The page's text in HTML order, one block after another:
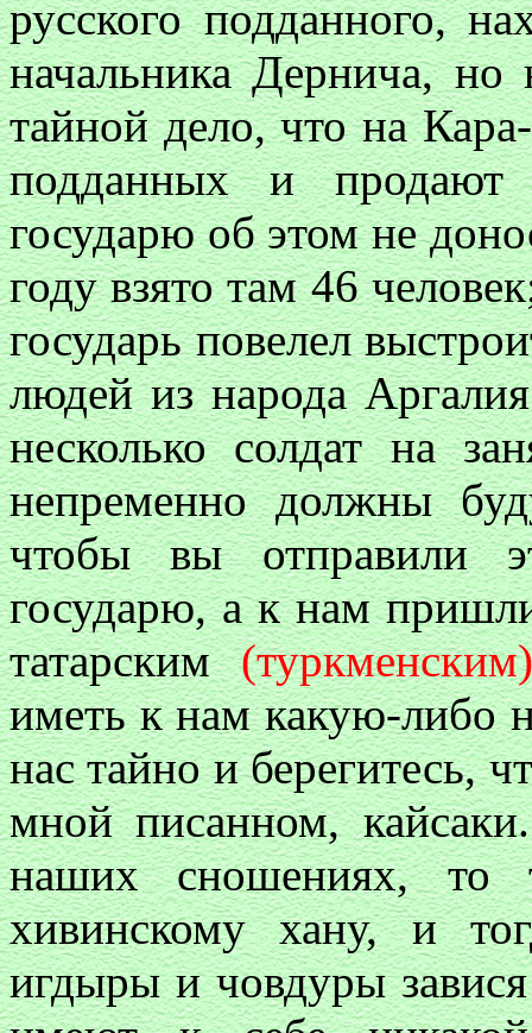
русского подданного,
начальника Дернича, но
тайной дело, что на
подданных и
государю об этом не
году взято там 46
государь повелел
людей из народа
несколько солдат на
непременно должны
чтобы вы отправили
государю, а к нам
татарским(туркменским)
иметь к нам какую-либо
нас тайно и берегитесь,
мной писанном,
наших сношениях, то
хивинскому хану, и
игдыры и човдуры